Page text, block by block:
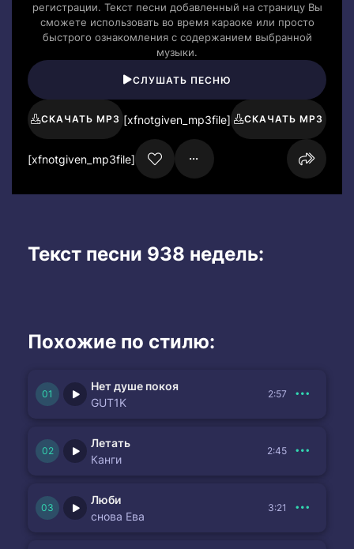
регистрации. Текст песни добавленный на страницу Вы
сможете использовать во время караоке или просто
быстрого ознакомления с содержанием выбранной
музыки.
СЛУШАТЬ ПЕСНЮ
СКАЧАТЬ MP3 [xfnotgiven_mp3file] СКАЧАТЬ MP3
[xfnotgiven_mp3file]
Текст песни 938 недель:
Похожие по стилю:
Нет душе покоя
GUT1K
2:57
Летать
Канги
2:45
Люби
снова Ева
3:21